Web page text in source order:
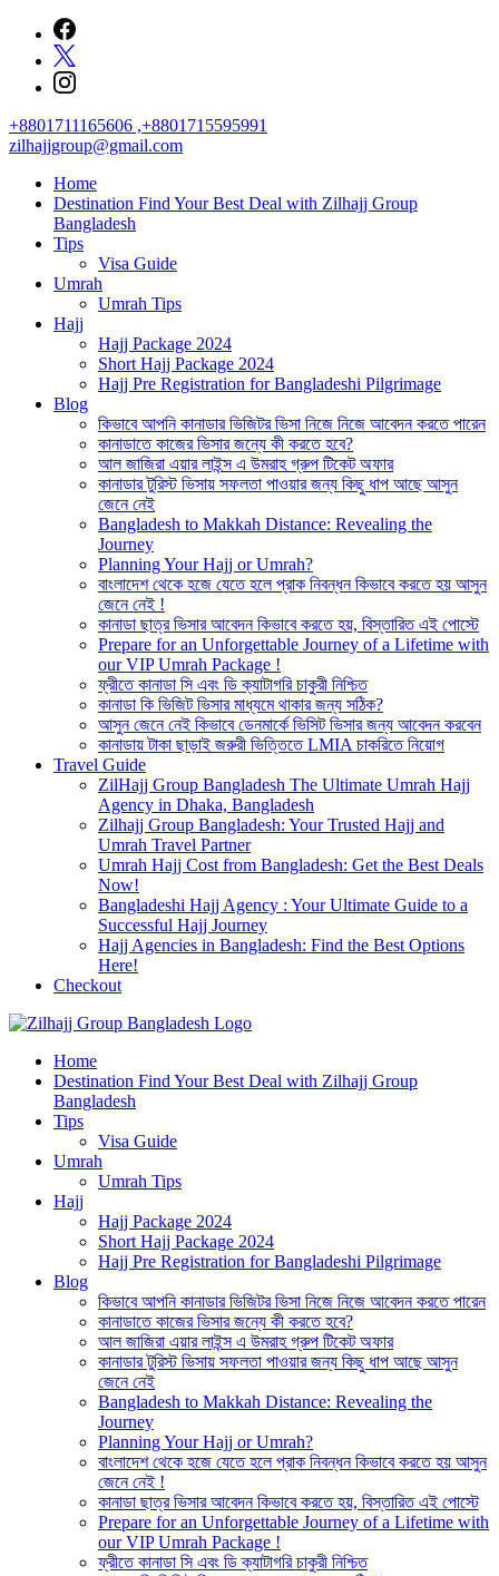
content
+8801711165606 ,+8801715595991
zilhajjgroup@gmail.com
Home
Destination Find Your Best Deal with Zilhajj Group
Bangladesh
Tips
Visa Guide
Umrah
Umrah Tips
Hajj
Hajj Package 2024
Short Hajj Package 2024
Hajj Pre Registration for Bangladeshi Pilgrimage
Blog
কিভাবে আপনি কানাডার ভিজিটর ভিসা নিজে নিজে আবেদন করতে পারেন
কানাডাতে কাজের ভিসার জন্যে কী করতে হবে?
আল জাজিরা এয়ার লাইন্স এ উমরাহ গ্রুপ টিকেট অফার
কানাডার টুরিস্ট ভিসায় সফলতা পাওয়ার জন্য কিছু ধাপ আছে আসুন
জেনে নেই
Bangladesh to Makkah Distance: Revealing the
Journey
Planning Your Hajj or Umrah?
বাংলাদেশ থেকে হজে যেতে হলে প্রাক নিবন্ধন কিভাবে করতে হয় আসুন
জেনে নেই !
কানাডা ছাত্র ভিসার আবেদন কিভাবে করতে হয়, বিস্তারিত এই পোস্টে
Prepare for an Unforgettable Journey of a Lifetime with
our VIP Umrah Package !
ফ্রীতে কানাডা সি এবং ডি ক্যাটাগরি চাকুরী নিশ্চিত
কানাডা কি ভিজিট ভিসার মাধ্যমে থাকার জন্য সঠিক?
আসুন জেনে নেই কিভাবে ডেনমার্কে ভিসিট ভিসার জন্য আবেদন করবেন
কানাডায় টাকা ছাড়াই জরুরী ভিত্তিতে LMIA চাকরিতে নিয়োগ
Travel Guide
ZilHajj Group Bangladesh The Ultimate Umrah Hajj
Agency in Dhaka, Bangladesh
Zilhajj Group Bangladesh: Your Trusted Hajj and
Umrah Travel Partner
Umrah Hajj Cost from Bangladesh: Get the Best Deals
Now!
Bangladeshi Hajj Agency : Your Ultimate Guide to a
Successful Hajj Journey
Hajj Agencies in Bangladesh: Find the Best Options
Here!
Checkout
জিলহজ্জ গ্রুপ বাংলাদেশ
Best Hajj Umrah Travel Tour Agent in Bangladesh
Home
Destination Find Your Best Deal with Zilhajj Group
Bangladesh
Tips
Visa Guide
Umrah
Umrah Tips
Hajj
Hajj Package 2024
Short Hajj Package 2024
Hajj Pre Registration for Bangladeshi Pilgrimage
Blog
কিভাবে আপনি কানাডার ভিজিটর ভিসা নিজে নিজে আবেদন করতে পারেন
কানাডাতে কাজের ভিসার জন্যে কী করতে হবে?
আল জাজিরা এয়ার লাইন্স এ উমরাহ গ্রুপ টিকেট অফার
কানাডার টুরিস্ট ভিসায় সফলতা পাওয়ার জন্য কিছু ধাপ আছে আসুন
জেনে নেই
Bangladesh to Makkah Distance: Revealing the
Journey
Planning Your Hajj or Umrah?
বাংলাদেশ থেকে হজে যেতে হলে প্রাক নিবন্ধন কিভাবে করতে হয় আসুন
জেনে নেই !
কানাডা ছাত্র ভিসার আবেদন কিভাবে করতে হয়, বিস্তারিত এই পোস্টে
Prepare for an Unforgettable Journey of a Lifetime with
our VIP Umrah Package !
ফ্রীতে কানাডা সি এবং ডি ক্যাটাগরি চাকুরী নিশ্চিত